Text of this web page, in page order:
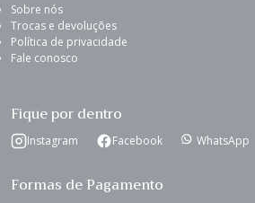
Sobre nós
Trocas e devoluções
Política de privacidade
Fale conosco
Fique por dentro
Instagram Facebook WhatsApp
Formas de Pagamento